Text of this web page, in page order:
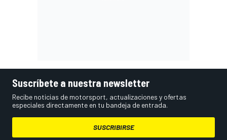
Suscríbete a nuestra newsletter
Recibe noticias de motorsport, actualizaciones y ofertas
especiales directamente en tu bandeja de entrada.
SUSCRIBIRSE